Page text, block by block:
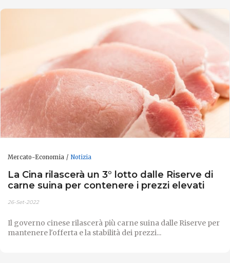
Mercato-Economia Notizia
La Cina rilascerà un 3° lotto dalle Riserve di
carne suina per contenere i prezzi elevati
26-Set-2022
Il governo cinese rilascerà più carne suina dalle Riserve per
mantenere l'offerta e la stabilità dei prezzi...